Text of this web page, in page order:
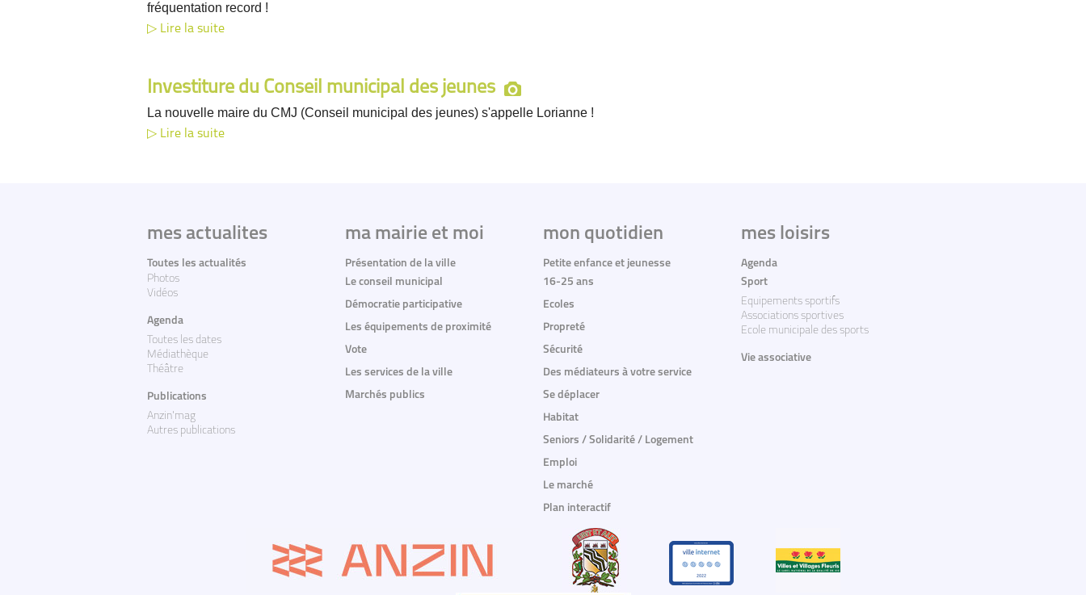
fréquentation record !
Lire la suite
Investiture du Conseil municipal des jeunes
La nouvelle maire du CMJ (Conseil municipal des jeunes) s'appelle Lorianne !
Lire la suite
mes actualites
Toutes les actualités
Photos
Vidéos
Agenda
Toutes les dates
Médiathèque
Théâtre
Publications
Anzin'mag
Autres publications
ma mairie et moi
Présentation de la ville
Le conseil municipal
Démocratie participative
Les équipements de proximité
Vote
Les services de la ville
Marchés publics
mon quotidien
Petite enfance et jeunesse
16-25 ans
Ecoles
Propreté
Sécurité
Des médiateurs à votre service
Se déplacer
Habitat
Seniors / Solidarité / Logement
Emploi
Le marché
Plan interactif
mes loisirs
Agenda
Sport
Equipements sportifs
Associations sportives
Ecole municipale des sports
Vie associative